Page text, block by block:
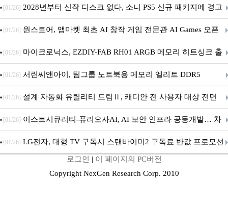
개막... 22일간 진행
[01/26] 2028년부터 신작 디스크 없다, 소니 PS5 신규 패키지에 경고
문 추가
[01/26] 원스토어, 앱마켓 최초 AI 창작 게임 전문관 AI Games 오픈
[01/26] 마이크로닉스, EZDIY-FAB RH01 ARGB 메모리 히트싱크 출
시
[01/26] 서린씨앤아이, 팀그룹 노트북용 메모리 엘리트 DDR5
5600MHz 16GB 출시
[01/26] 설계 자동화 유틸리티 드림Ⅱ, 캐디안 전 사용자 대상 전면
무상 배포
[01/26] 이스트시큐리티-퓨리오사AI, AI 보안 인프라 공동개발… 차
세대 AI 보안 플랫폼 구축
[01/26] LG전자, 대형 TV 구독시 스탠바이미2 구독료 반값 프로모션
로그인 | 이 페이지의 PC버전
Copyright NexGen Research Corp. 2010